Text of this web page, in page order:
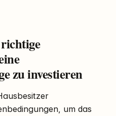
zu investieren
um das